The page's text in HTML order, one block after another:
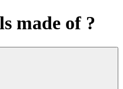
made of ?